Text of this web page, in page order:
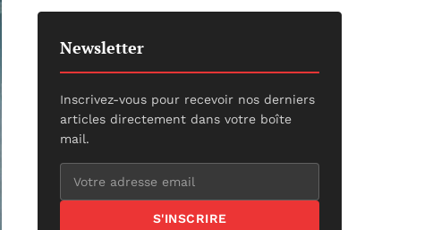
Newsletter
Inscrivez-vous pour recevoir nos derniers
articles directement dans votre boîte
mail.
S'INSCRIRE